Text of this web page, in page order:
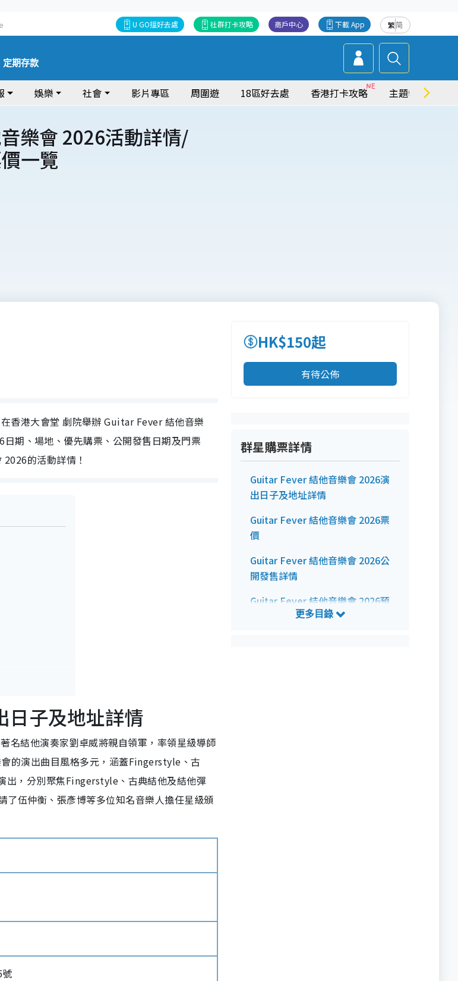
繁简
下載 App
商戶中心
社群打卡攻略
U GO搵好去處
定期存款
娛樂 社會 影片專區 周圍遊 18區好去處 香港打卡攻略 主題特集
樂會 2026活動詳情/
一覽
香港大會堂 劇院舉辦 Guitar Fever 結他音樂
期、場地、優先購票、公開發售日期及門票
的活動詳情！
日子及地址詳情
結他演奏家劉卓威將親自領軍，率領星級導師
的演出曲目風格多元，涵蓋Fingerstyle、古
出，分別聚焦Fingerstyle、古典結他及結他彈
了伍仲衡、張彥博等多位知名音樂人擔任星級頒
HK$150起
有待公佈
群星購票詳情
Guitar Fever 結他音樂會 2026演
出日子及地址詳情
Guitar Fever 結他音樂會 2026票
價
Guitar Fever 結他音樂會 2026公
開發售詳情
Guitar Fever 結他音樂會 2026預